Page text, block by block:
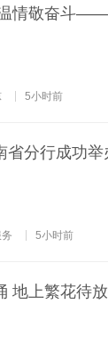
情敬奋斗——
5小时前
省分行成功
5小时前
地上繁花待